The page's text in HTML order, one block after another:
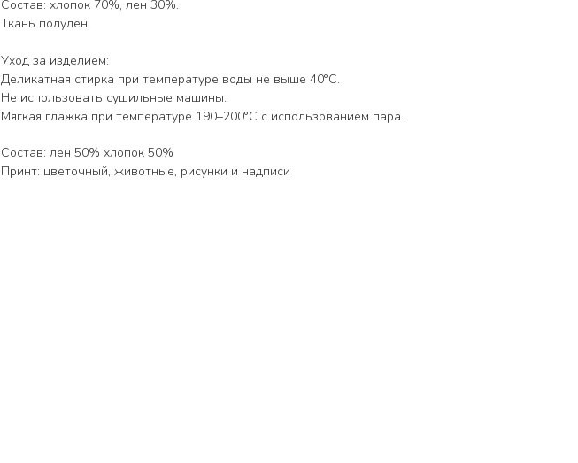
Состав: хлопок 70%, лен 30%.
Ткань полулен.
Уход за изделием:
Деликатная стирка при температуре воды не выше 40°С.
Не использовать сушильные машины.
Мягкая глажка при температуре 190–200°С с использованием пара.
Состав: лен 50% хлопок 50%
Принт: цветочный, животные, рисунки и надписи